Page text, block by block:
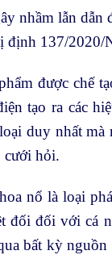
nhầm lẫn dẫn
137/2020/
được chế
tạo ra các
duy nhất mà
cưới hỏi.
nổ là loại
đối đối với cá
bất kỳ